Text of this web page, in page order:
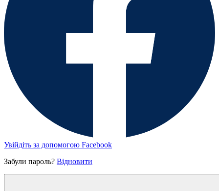
Увійдіть за допомогою Facebook
Забули пароль? Відновити